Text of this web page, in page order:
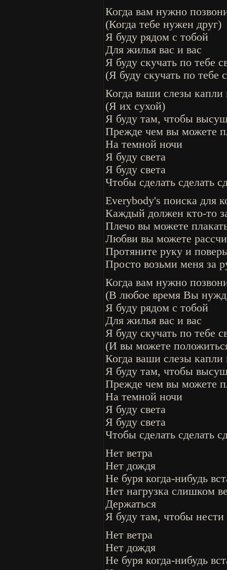
Когда вам нужно
(Когда тебе нужен друг)
Я буду рядом с тобой
Для жилья вас и вас
Я буду скучать по тебе
(Я буду скучать по тебе
Когда ваши слезы капли
(Я их сухой)
Я буду там, чтобы
Прежде чем вы можете
На темной ночи
Я буду света
Я буду света
Чтобы сделать сделать
Everybody's поиска для
Каждый должен кто-то
Плечо вы можете
Любви вы можете
Протяните руку и
Просто возьми меня за
Когда вам нужно
(В любое время Вы
Я буду рядом с тобой
Для жилья вас и вас
Я буду скучать по тебе
(И вы можете
Когда ваши слезы капли
Я буду там, чтобы
Прежде чем вы можете
На темной ночи
Я буду света
Я буду света
Чтобы сделать сделать
Нет ветра
Нет дождя
Не буря когда-нибудь
Нет нагрузка слишком
Держаться
Я буду там, чтобы нести
Нет ветра
Нет дождя
Не буря когда-нибудь